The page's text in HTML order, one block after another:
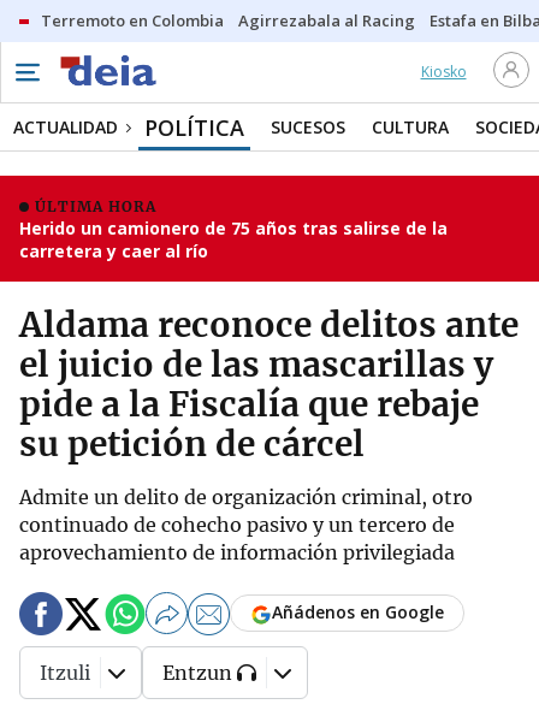
Terremoto en Colombia Agirrezabala al Racing Estafa en
Kiosko
ACTUALIDAD POLÍTICA SUCESOS CULTURA
ÚLTIMA HORA
Herido un camionero de 75 años tras salirse de la
carretera y caer al río
Aldama reconoce delitos ante
el juicio de las mascarillas y
pide a la Fiscalía que rebaje
su petición de cárcel
Admite un delito de organización criminal, otro
continuado de cohecho pasivo y un tercero de
aprovechamiento de información privilegiada
Añádenos en Google
Itzuli Entzun